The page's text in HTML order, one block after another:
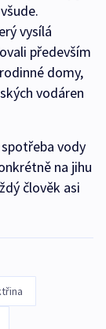
vysílá
především
domy,
vodáren
vody
na jihu
člověk asi